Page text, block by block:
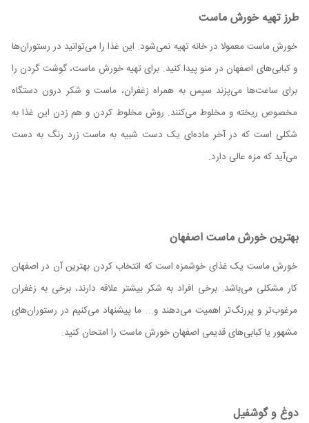
طرز تهیه خورش ماست
خورش ماست معمولا در خانه تهیه نمی‌شود. این غذا را می‌توانید در رستوران‌ها
و کبابی‌های اصفهان در منو پیدا کنید. برای تهیه خورش ماست، گوشت گردن را
برای ساعت‌ها می‌پزند سپس به همراه زغفران، ماست و شکر درون دستگاه
مخصوص ریخته و مخلوط می‌کنند. روش مخلوط کردن و هم زدن این غذا به
شکلی است که در آخر ماده‌ای یک دست شبیه به ماست زرد رنگ به دست
می‌آید که مزه عالی دارد.
بهترین خورش ماست اصفهان
خورش ماست یک غذای خوشمزه است که انتخاب کردن بهترین آن در اصفهان
کار مشکلی می‌باشد. برخی افراد به شکر بیشتر علاقه دارند، برخی به زغفران
مرغوب‌تر و پررنگ‌تر اهمیت می‌دهند و... ما پیشنهاد می‌کنیم در رستوران‌های
مشهور یا کبابی‌های قدیمی اصفهان خورش ماست را امتحان کنید.
دوغ و گوشفیل